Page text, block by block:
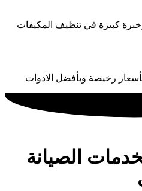
كبيرة في تنظيف المكيفات
رخيصة وبأفضل الادوات
الصيانة